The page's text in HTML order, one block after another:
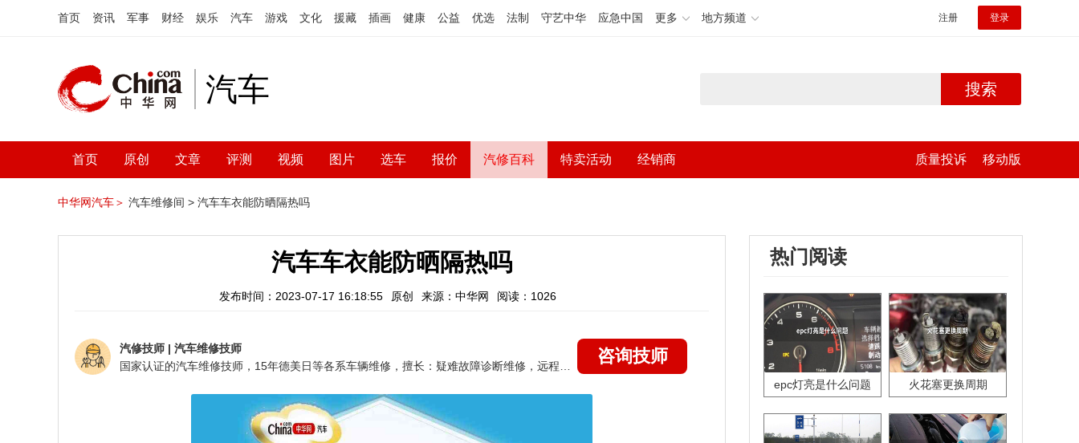
首页 资讯 军事 财经 娱乐 汽车 游戏 文化 援藏 插画 健康 公益 优选 法制 守艺中华 应急中国 更多 地方频道 注册 登录
汽车 搜索
首页 原创 文章 评测 视频 图片 选车 报价 汽修百科 特卖活动 经销商 质量投诉 移动版
中华网汽车＞ 汽车维修间 > 汽车车衣能防晒隔热吗
汽车车衣能防晒隔热吗
发布时间：2023-07-17 16:18:55 原创 来源：中华网 阅读：1026
汽修技师 | 汽车维修技师
咨询技师
热门阅读
epc灯亮是什么问题 火花塞更换周期